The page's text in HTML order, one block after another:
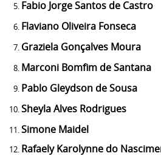
Fabio Jorge Santos de Castro
Flaviano Oliveira Fonseca
Graziela Gonçalves Moura
Marconi Bomfim de Santana
Pablo Gleydson de Sousa
Sheyla Alves Rodrigues
Simone Maidel
Rafaely Karolynne do